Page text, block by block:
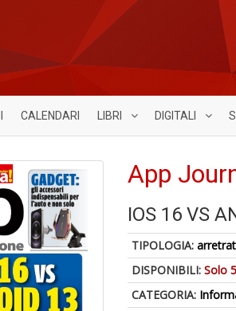
CALENDARI LIBRI DIGITALI
App
IOS 16 VS
TIPOLOGIA:
DISPONIBILI:Solo
CATEGORIA: